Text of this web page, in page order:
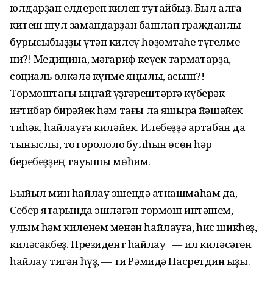
юлдарҙан елдереп килеп туҡтайбыҙ. Был алға
китеш шул замандарҙан башлап гражданлыҡ
бурысыбыҙҙы үтәп килеү һөҙөмтәһе түгелме
ни?! Медицина, мәғариф кеүек тармаҡтарҙа,
социаль өлкәлә күпме яңылыҡ, асыш?!
Тормоштағы ыңғай үҙгәрештәргә күберәк
иғтибар бирәйек һәм тағы ла яҡшыраҡ йәшәйек
тиһәк, һайлауға киләйек. Илебеҙҙә артабан да
тыныслыҡ, тотороҡлолоҡ булһын өсөн һәр
беребеҙҙең тауышы мөһим.
Быйыл мин һайлау эшендә ҡатнашмаһам да,
Себер яҡтарында эшләгән тормош иптәшем,
улым һәм киленем менән һайлауға, һис шикһеҙ,
киләсәкбеҙ. Президент һайлау _— ил киләсәген
һайлау тигән һүҙ, — ти Рәмидә Насретдин ҡыҙы.